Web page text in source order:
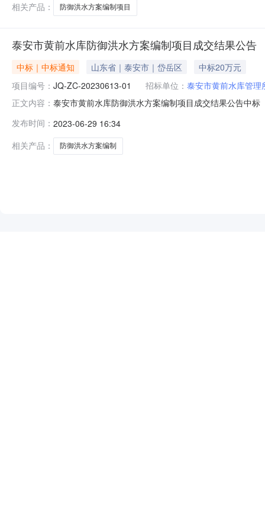
相关产品：
防御洪水方案编制项目
泰安市黄前水库防御洪水方案编制项目成交结果公告
中标｜中标通知 山东省｜泰安市｜岱岳区
中标20万元
项目编号： JQ-ZC-20230613-01 招标单位： 泰安市黄前水库管理
正文内容： 泰安市黄前水库防御洪水方案编制项目成交结果公告中
当街中标（成交）金额：20.000000万元四、主要标的
安市黄前水库防御洪水方案
发布时间： 2023-06-29 16:34
相关产品：
防御洪水方案编制